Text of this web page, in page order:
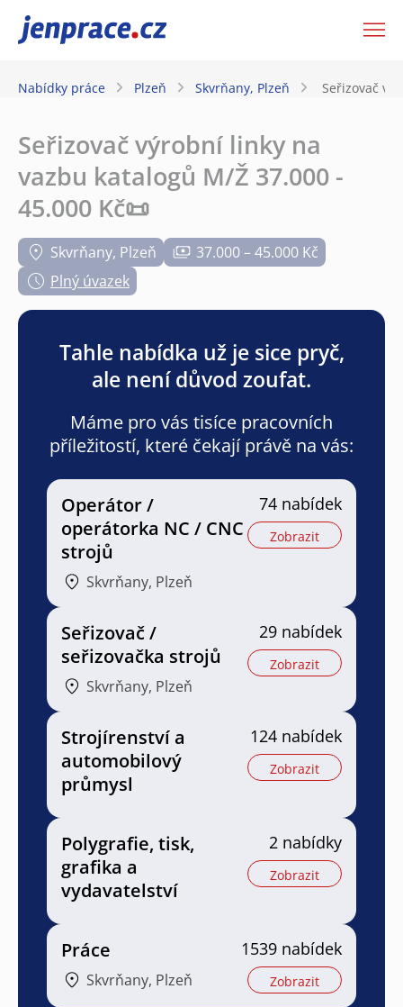
JenPráce.cz
Nabídky práce Plzeň Skvrňany, Plzeň Seřizovač
Seřizovač výrobní linky na
vazbu katalogů M/Ž 37.000 -
45.000 Kč📜
Skvrňany, Plzeň
37.000 – 45.000 Kč
Plný úvazek
Tahle nabídka už je sice pryč,
ale není důvod zoufat.
Máme pro vás tisíce pracovních
příležitostí, které čekají právě na vás:
Operátor /
operátorka NC / CNC
strojů
Skvrňany, Plzeň
74 nabídek
Zobrazit
Seřizovač /
seřizovačka strojů
Skvrňany, Plzeň
29 nabídek
Zobrazit
Strojírenství a
automobilový
průmysl
124 nabídek
Zobrazit
Polygrafie, tisk,
grafika a
vydavatelství
2 nabídky
Zobrazit
Práce
Skvrňany, Plzeň
1539 nabídek
Zobrazit